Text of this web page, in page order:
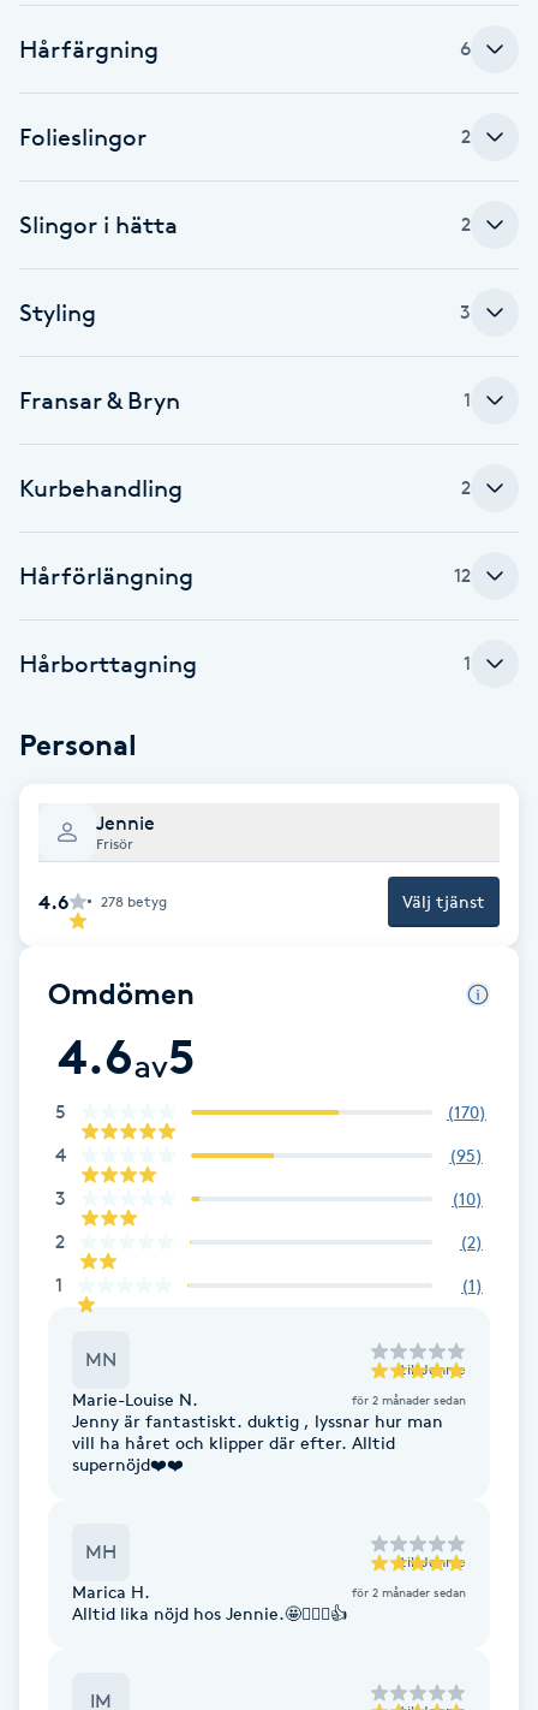
Cryoterapi
D
Diamantslipning
Extensions
Eyeliner-tatuering
F
Fet hårbotten
Fettreducering
Fibromassage
Fillers
Fotmassage
Fotsvamp
Fotvård
Fransborttagning
Fransfärgning
Fransförlängning Megavolym
Hårfärgning 6
Folieslingor 2
Slingor i hätta 2
Styling 3
Fransar & Bryn 1
Kurbehandling 2
Hårförlängning 12
Hårborttagning 1
Personal
Jennie
Frisör
4.6 278 betyg Välj tjänst
Omdömen
4.6av5
5 (170)
4 (95)
3 (10)
2 (2)
1 (1)
MN till Jennie
Marie-Louise N. för 2 månader sedan
Jenny är fantastiskt. duktig , lyssnar hur man
vill ha håret och klipper där efter. Alltid
supernöjd❤️❤️
MH till Jennie
Marica H. för 2 månader sedan
Alltid lika nöjd hos Jennie.🤩💇🏼‍♀️👍
IM